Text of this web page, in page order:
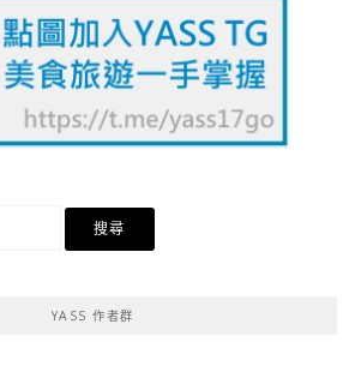
YASS 作者群